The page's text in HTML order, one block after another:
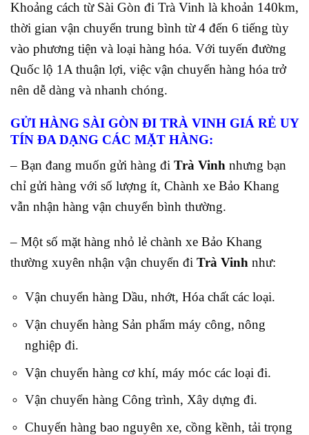
Khoảng cách từ Sài Gòn đi Trà Vinh là khoản 140km,
thời gian vận chuyển trung bình từ 4 đến 6 tiếng tùy
vào phương tiện và loại hàng hóa. Với tuyến đường
Quốc lộ 1A thuận lợi, việc vận chuyển hàng hóa trở
nên dễ dàng và nhanh chóng.
GỬI HÀNG SÀI GÒN ĐI TRÀ VINH GIÁ RẺ UY
TÍN ĐA DẠNG CÁC MẶT HÀNG:
– Bạn đang muốn gửi hàng đi Trà Vinh nhưng bạn
chỉ gửi hàng với số lượng ít, Chành xe Bảo Khang
vẫn nhận hàng vận chuyển bình thường.
– Một số mặt hàng nhỏ lẻ chành xe Bảo Khang
thường xuyên nhận vận chuyển đi Trà Vinh như:
Vận chuyển hàng Dầu, nhớt, Hóa chất các loại.
Vận chuyển hàng Sản phẩm máy công, nông
nghiệp đi.
Vận chuyển hàng cơ khí, máy móc các loại đi.
Vận chuyển hàng Công trình, Xây dựng đi.
Chuyển hàng bao nguyên xe, cồng kềnh, tải trọng